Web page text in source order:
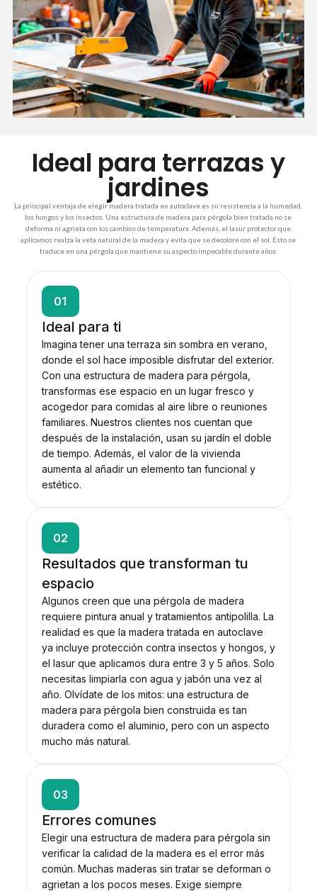
Ideal para terrazas y
jardines
La principal ventaja de elegir madera tratada en autoclave es su resistencia a la humedad,
los hongos y los insectos. Una estructura de madera para pérgola bien tratada no se
deforma ni agrieta con los cambios de temperatura. Además, el lasur protector que
aplicamos realza la veta natural de la madera y evita que se decolore con el sol. Esto se
traduce en una pérgola que mantiene su aspecto impecable durante años.
01
Ideal para ti
Imagina tener una terraza sin sombra en verano,
donde el sol hace imposible disfrutar del exterior.
Con una estructura de madera para pérgola,
transformas ese espacio en un lugar fresco y
acogedor para comidas al aire libre o reuniones
familiares. Nuestros clientes nos cuentan que
después de la instalación, usan su jardín el doble
de tiempo. Además, el valor de la vivienda
aumenta al añadir un elemento tan funcional y
estético.
02
Resultados que transforman tu
espacio
Algunos creen que una pérgola de madera
requiere pintura anual y tratamientos antipolilla. La
realidad es que la madera tratada en autoclave
ya incluye protección contra insectos y hongos, y
el lasur que aplicamos dura entre 3 y 5 años. Solo
necesitas limpiarla con agua y jabón una vez al
año. Olvídate de los mitos: una estructura de
madera para pérgola bien construida es tan
duradera como el aluminio, pero con un aspecto
mucho más natural.
03
Errores comunes
Elegir una estructura de madera para pérgola sin
verificar la calidad de la madera es el error más
común. Muchas maderas sin tratar se deforman o
agrietan a los pocos meses. Exige siempre